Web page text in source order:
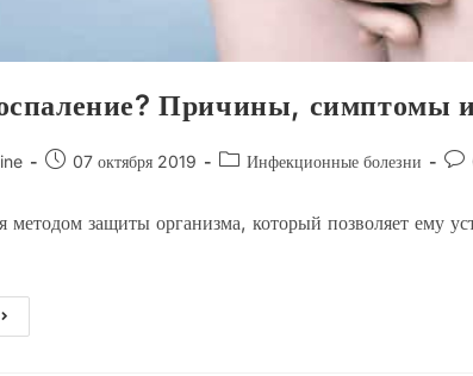
Причины, симптомы
Запись07 октября 2019
РубрикаИнфекционные болезни
методом защиты организма, который позволяет ему
Что